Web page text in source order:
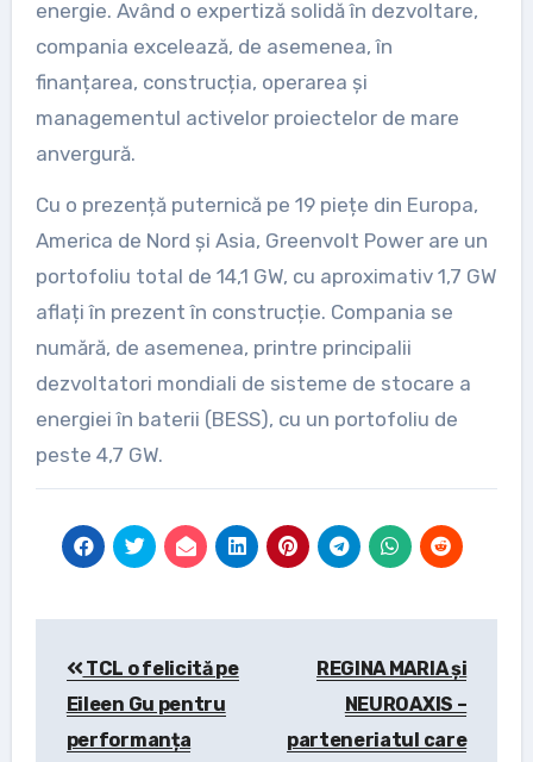
energie. Având o expertiză solidă în dezvoltare,
compania excelează, de asemenea, în
finanțarea, construcția, operarea și
managementul activelor proiectelor de mare
anvergură.
Cu o prezență puternică pe 19 piețe din Europa,
America de Nord și Asia, Greenvolt Power are un
portofoliu total de 14,1 GW, cu aproximativ 1,7 GW
aflați în prezent în construcție. Compania se
numără, de asemenea, printre principalii
dezvoltatori mondiali de sisteme de stocare a
energiei în baterii (BESS), cu un portofoliu de
peste 4,7 GW.
navigation
TCL o felicită pe
Eileen Gu pentru
performanța
REGINA MARIA și
NEUROAXIS –
parteneriatul care